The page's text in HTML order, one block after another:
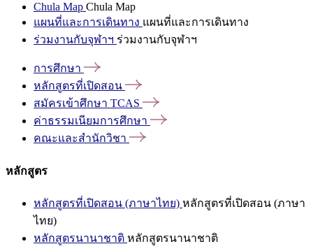
Chula Map Chula Map
แผนที่และการเดินทาง แผนที่และการเดินทาง
ร่วมงานกับจุฬาฯ ร่วมงานกับจุฬาฯ
การศึกษา
หลักสูตรที่เปิดสอน
สมัครเข้าศึกษา TCAS
ค่าธรรมเนียมการศึกษา
คณะและสำนักวิชา
หลักสูตร
หลักสูตรที่เปิดสอน (ภาษาไทย) หลักสูตรที่เปิดสอน (ภาษา
ไทย)
หลักสูตรนานาชาติ หลักสูตรนานาชาติ